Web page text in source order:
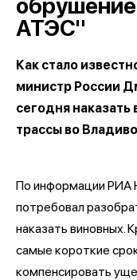
АТЭС"
Как стало
министр России
сегодня
трассы во
По информации РИА
потребовал
наказать виновных.
самые короткие
компенсировать